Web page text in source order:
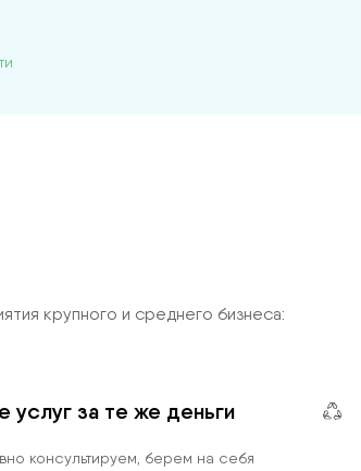
крупного и среднего бизнеса:
услуг за те же деньги
консультируем, берем на себя